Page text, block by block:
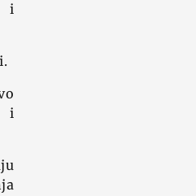
i
i